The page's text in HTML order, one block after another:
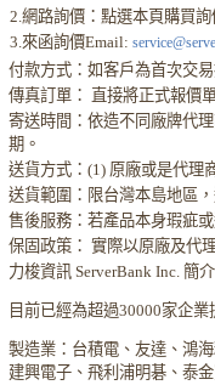
2.網路詢價：點選本頁購買
3.來函詢價Email:
付款方式：如客戶為首次交
傳真訂單： 直接將正式報價
寄送時間：依造不同廠牌代
期。
送貨方式：(1) 原廠或是代理
送貨範圍：限台灣本島地區
售後服務：若產品本身瑕疵
保固政策： 實際以原廠及代
力梭資訊 ServerBank Inc. 簡介
目前已經為超過30000家企
製造業：台積電、友達、鴻
建興電子、飛利浦明碁、泰